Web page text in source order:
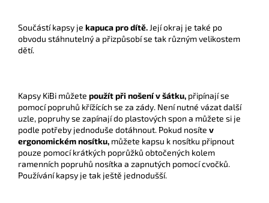
Součástí kapsy je kapuca pro dítě. Její okraj je také po
obvodu stáhnutelný a přizpůsobí se tak různým velikostem
dětí.
Kapsy KiBi můžete použít při nošení v šátku, připínají se
pomocí popruhů křížících se za zády. Není nutné vázat další
uzle, popruhy se zapínají do plastových spon a můžete si je
podle potřeby jednoduše dotáhnout. Pokud nosíte v
ergonomickém nosítku, můžete kapsu k nosítku připnout
pouze pomocí krátkých poprůžků obtočených kolem
ramenních popruhů nosítka a zapnutých pomocí cvočků.
Používání kapsy je tak ještě jednodušší.